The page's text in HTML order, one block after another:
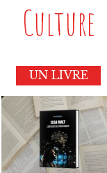
Culture
UN LIVRE